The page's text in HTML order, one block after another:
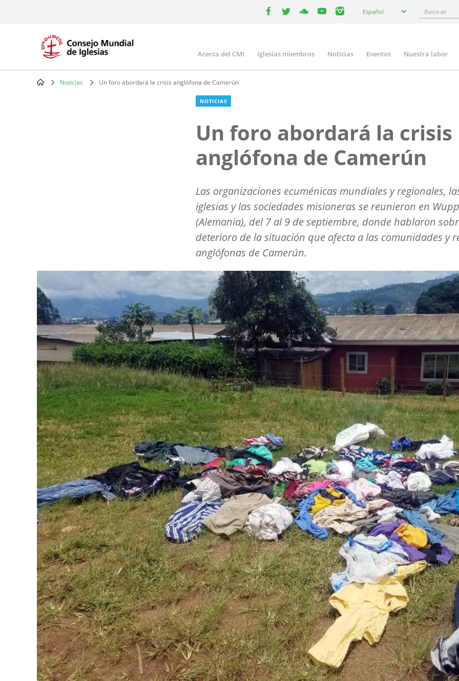
your
Español
Busca
Main
navigation
Acerca del CMI Iglesias miembros Noticias Eventos Nuestra labor
Noticias Un foro abordará la crisis anglófona de Camerún
NOTICIAS
Un foro abordará la crisis
anglófona de Camerún
Las organizaciones ecuménicas mundiales y regionales,
iglesias y las sociedades misioneras se reunieron en
(Alemania), del 7 al 9 de septiembre, donde hablaron
deterioro de la situación que afecta a las comunidades y
anglófonas de Camerún.